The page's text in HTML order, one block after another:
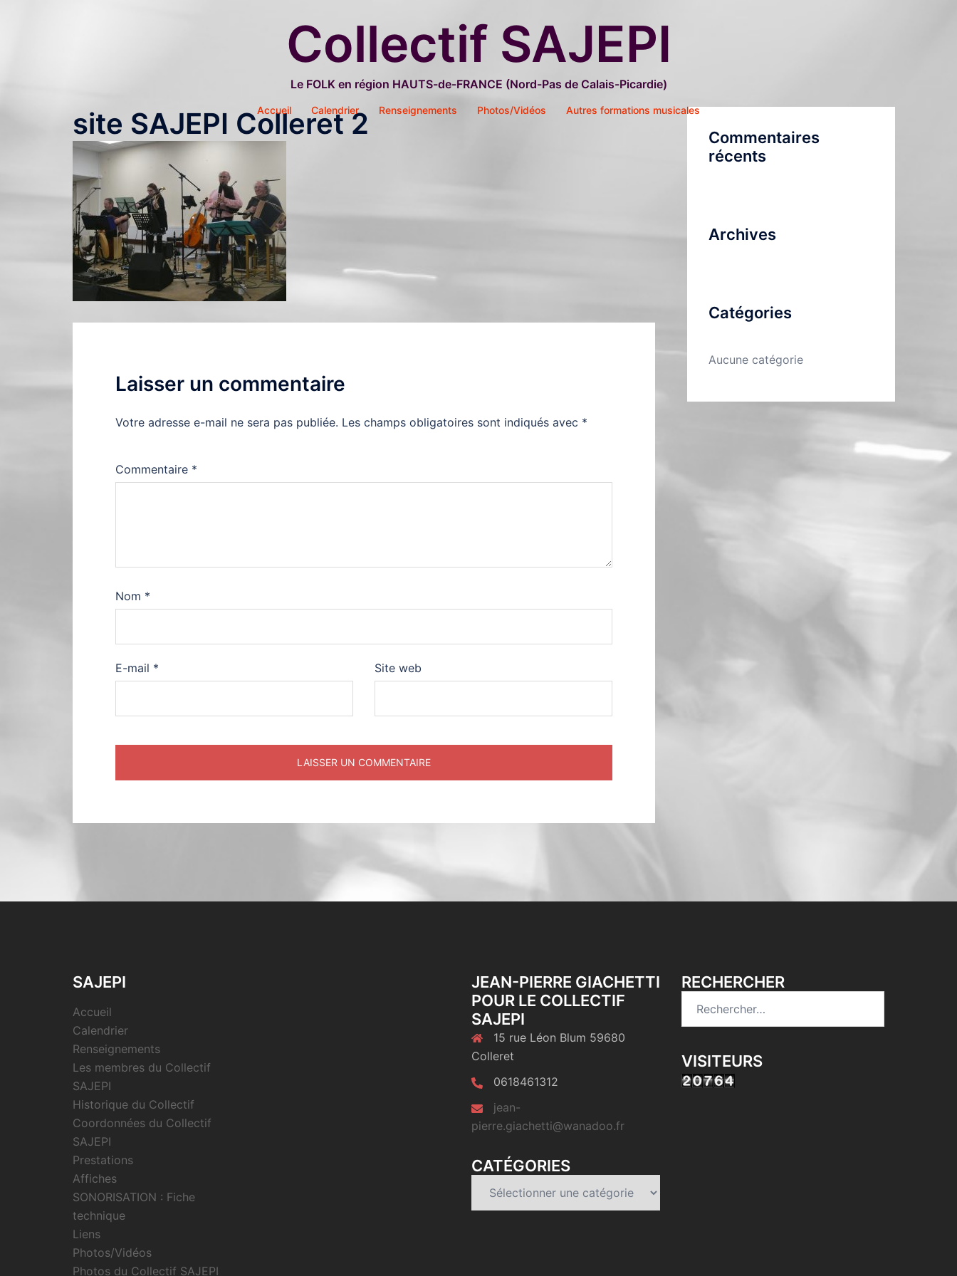
Collectif SAJEPI
Le FOLK en région HAUTS-de-FRANCE (Nord-Pas de Calais-Picardie)
Accueil Calendrier Renseignements Photos/Vidéos Autres formations musicales
site SAJEPI Colleret 2
Laisser un commentaire
Votre adresse e-mail ne sera pas publiée. Les champs obligatoires sont indiqués avec *
Commentaire *
Nom *
E-mail * Site web
Commentaires
récents
Archives
Catégories
Aucune catégorie
SAJEPI
Accueil
Calendrier
Renseignements
Les membres du Collectif
SAJEPI
Historique du Collectif
Coordonnées du Collectif
SAJEPI
Prestations
Affiches
SONORISATION : Fiche
technique
Liens
Photos/Vidéos
Photos du Collectif SAJEPI
JEAN-PIERRE GIACHETTI
POUR LE COLLECTIF
SAJEPI
15 rue Léon Blum 59680
Colleret
0618461312
jean-
pierre.giachetti@wanadoo.fr
CATÉGORIES
RECHERCHER
VISITEURS